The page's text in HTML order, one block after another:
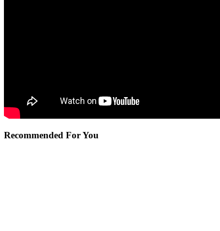
Recommended For You